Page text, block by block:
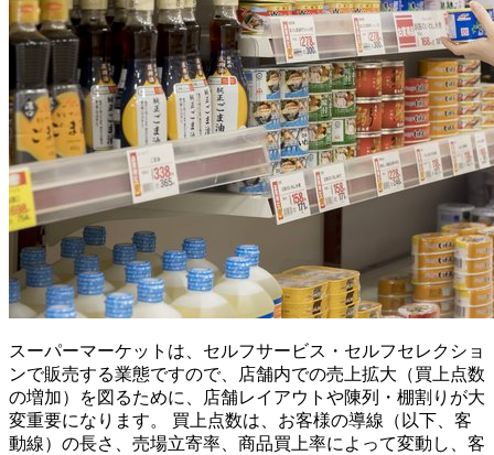
スーパーマーケットは、セルフサービス・セルフセレクショ
ンで販売する業態ですので、店舗内での売上拡大（買上点数
の増加）を図るために、店舗レイアウトや陳列・棚割りが大
変重要になります。 買上点数は、お客様の導線（以下、客
動線）の長さ、売場立寄率、商品買上率によって変動し、客